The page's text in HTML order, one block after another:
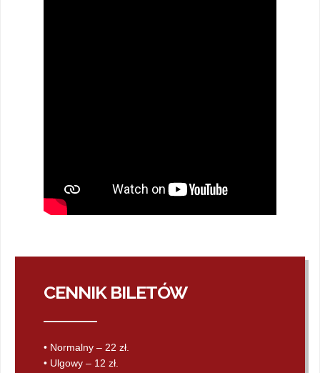
CENNIK BILETÓW
• Normalny – 22 zł.
• Ulgowy – 12 zł.